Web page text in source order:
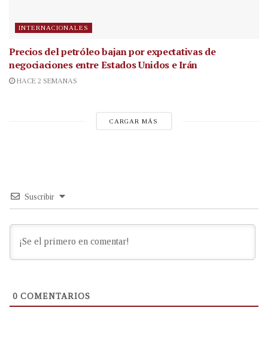
INTERNACIONALES
Precios del petróleo bajan por expectativas de
negociaciones entre Estados Unidos e Irán
HACE 2 SEMANAS
CARGAR MÁS
Suscribir
0 COMENTARIOS